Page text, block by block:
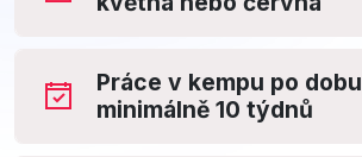
Práce v kempu po dobu
minimálně 10 týdnů